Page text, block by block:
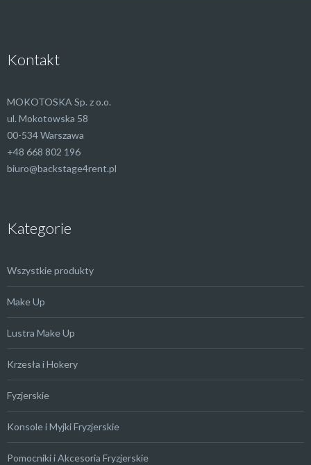
Kontakt
MOKOTOSKA Sp. z o.o.
ul. Mokotowska 58
00-534 Warszawa
+48 668 802 196
biuro@backstage4rent.pl
Kategorie
Wszystkie produkty
Make Up
Lustra Make Up
Krzesła i Hokery
Fyzjerskie
Konsole i Myjki Fryzjerskie
Pomocniki i Akcesoria Fryzjerskie